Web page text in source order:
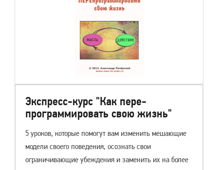
Экспресс-курс "Как пере-
программировать свою жизнь"
5 уроков, которые помогут вам изменить мешающие
модели своего поведения, осознать свои
ограничивающие убеждения и заменить их на более